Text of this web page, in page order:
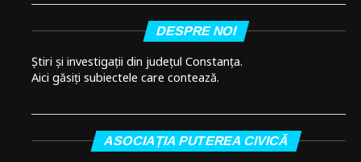
DESPRE NOI
Știri și investigații din județul Constanța.
Aici găsiți subiectele care contează.
ASOCIAȚIA PUTEREA CIVICĂ